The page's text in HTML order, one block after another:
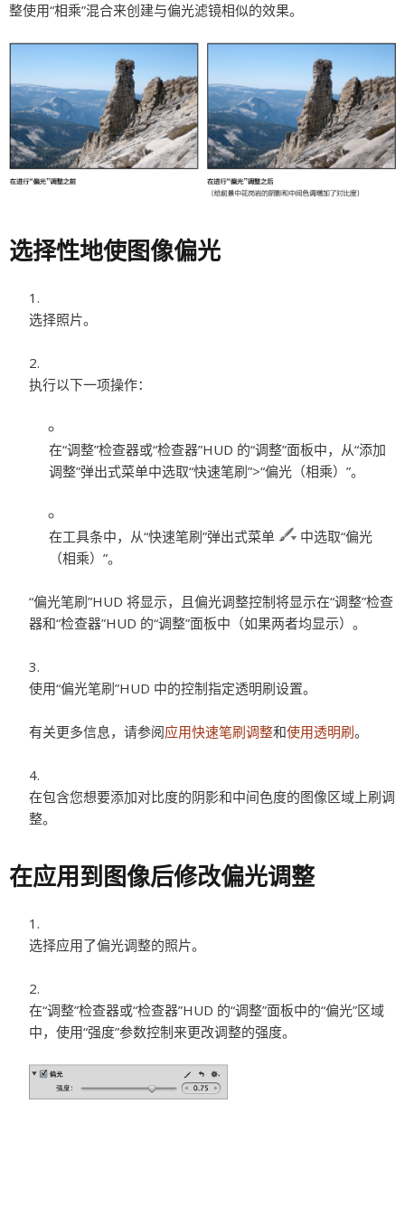
整使用“相乘”混合来创建与偏光滤镜相似的效果。
选择性地使图像偏光
选择照片。
执行以下一项操作：
在“调整”检查器或“检查器”HUD 的“调整”面板中，从“添加
调整”弹出式菜单中选取“快速笔刷”>“偏光（相乘）”。
在工具条中，从“快速笔刷”弹出式菜单
中选取“偏光
（相乘）”。
“偏光笔刷”HUD 将显示，且偏光调整控制将显示在“调整”检查
器和“检查器”HUD 的“调整”面板中（如果两者均显示）。
使用“偏光笔刷”HUD 中的控制指定透明刷设置。
有关更多信息，请参阅应用快速笔刷调整和使用透明刷。
在包含您想要添加对比度的阴影和中间色度的图像区域上刷调
整。
在应用到图像后修改偏光调整
选择应用了偏光调整的照片。
在“调整”检查器或“检查器”HUD 的“调整”面板中的“偏光”区域
中，使用“强度”参数控制来更改调整的强度。